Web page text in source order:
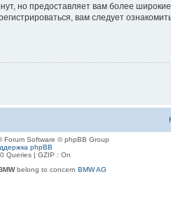
но предоставляет вам более
вам следует
Forum Software © phpBB Group
phpBB
Queries | GZIP : On
belong to concern BMW AG